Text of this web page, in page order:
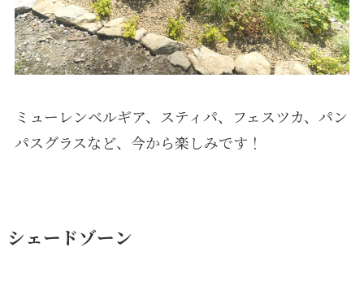
ミューレンベルギア、スティパ、フェスツカ、パン
パスグラスなど、今から楽しみです！
シェードゾーン